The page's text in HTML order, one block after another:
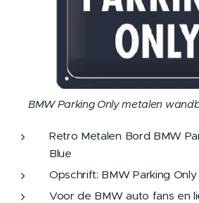
BMW Parking Only metalen
Retro Metalen Bord BMW
Blue
Opschrift: BMW Parking Only
Voor de BMW auto fans en